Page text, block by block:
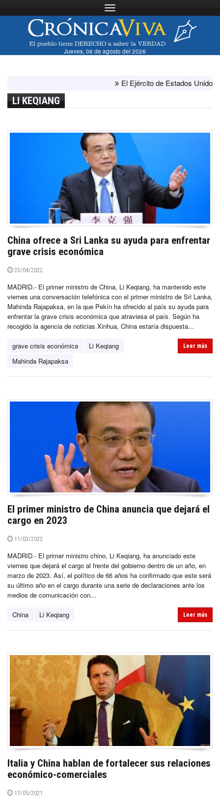
Toggle navigation
Jueves, 06 de agosto del 2026
El Ejército de Estados Unidos ha
LI KEQIANG
China ofrece a Sri Lanka su ayuda para enfrentar
grave crisis económica
23/04/2022
MADRID.- El primer ministro de China, Li Keqiang, ha mantenido este
viernes una conversación telefónica con el primer ministro de Sri Lanka,
Mahinda Rajapaksa, en la que Pekín ha ofrecido al país su ayuda para
enfrentar la grave crisis económica que atraviesa el país. Según ha
recogido la agencia de noticias Xinhua, China estaría dispuesta...
grave crisis económica
Li Keqiang
Mahinda Rajapaksa
Leer más
El primer ministro de China anuncia que dejará el
cargo en 2023
11/03/2022
MADRID.- El primer ministro chino, Li Keqiang, ha anunciado este
viernes que dejará el cargo al frente del gobierno dentro de un año, en
marzo de 2023. Así, el político de 66 años ha confirmado que este será
su último año en el cargo durante una serie de declaraciones ante los
medios de comunicación con...
China Li Keqiang Leer más
Italia y China hablan de fortalecer sus relaciones
económico-comerciales
17/05/2021